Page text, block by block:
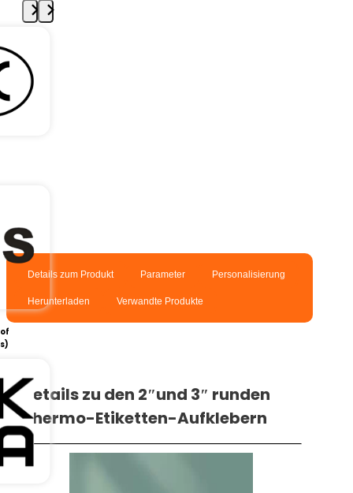
Details zum Produkt Parameter Personalisierung
Herunterladen Verwandte Produkte
Details zu den 2″und 3″ runden
Thermo-Etiketten-Aufklebern